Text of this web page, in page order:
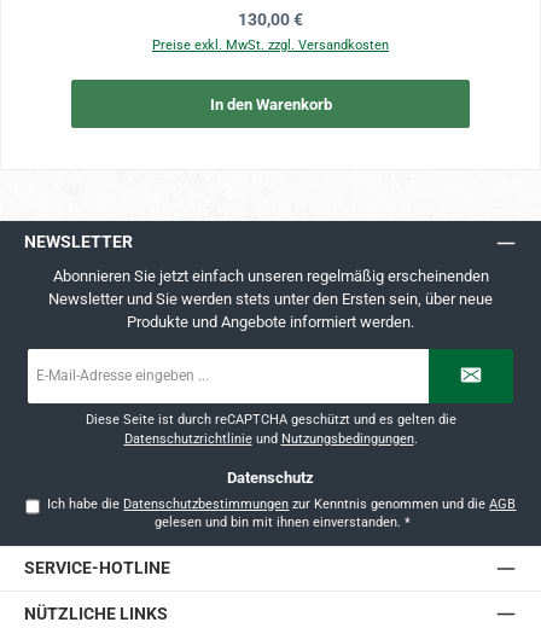
Regulärer Preis:
130,00 €
Preise exkl. MwSt. zzgl. Versandkosten
In den Warenkorb
NEWSLETTER
Abonnieren Sie jetzt einfach unseren regelmäßig erscheinenden
Newsletter und Sie werden stets unter den Ersten sein, über neue
Produkte und Angebote informiert werden.
Mail-
Diese Seite ist durch reCAPTCHA geschützt und es gelten die
Datenschutzrichtlinieund Nutzungsbedingungen.
Datenschutz
Ich habe die Datenschutzbestimmungen zur Kenntnis genommen und dieAGB
gelesen und bin mit ihnen einverstanden. *
SERVICE-HOTLINE
NÜTZLICHE LINKS